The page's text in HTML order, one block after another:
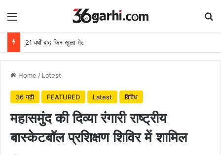
Menu
21 वर्षों बाद फिर खुला मेटापारा कोरसागुड़ा का स्कूल
Home / Latest
36 गढ़ी FEATURED Latest विविध
महासमुंद की दिव्या रंगारी राष्ट्रीय
बास्केटबॉल प्रशिक्षण शिविर में शामिल